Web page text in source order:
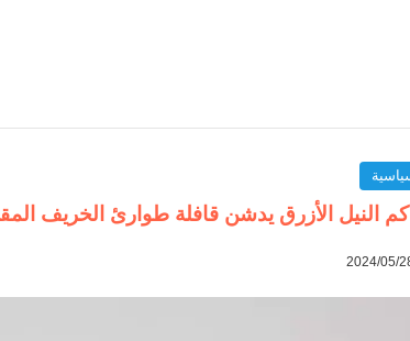
النيل الأزرق يدشن قافلة طوارئ الخريف
2024/05/